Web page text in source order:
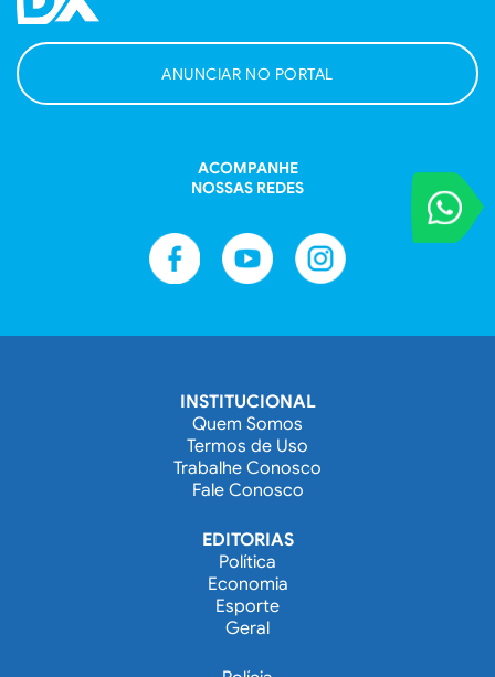
VOCÊ
Entre em
ANUNCIAR NO PORTAL
ACOMPANHE
NOSSAS REDES
INSTITUCIONAL
Quem Somos
Termos de Uso
Trabalhe Conosco
Fale Conosco
EDITORIAS
Política
Economia
Esporte
Geral